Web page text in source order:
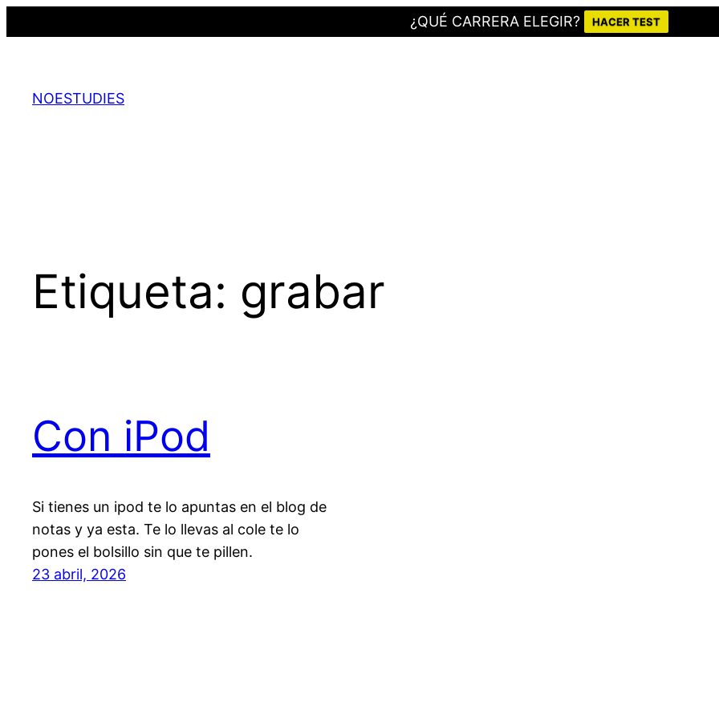
¿QUÉ CARRERA ELEGIR? HACER TEST
contenido
NOESTUDIES
Etiqueta: grabar
Con iPod
Si tienes un ipod te lo apuntas en el blog de
notas y ya esta. Te lo llevas al cole te lo
pones el bolsillo sin que te pillen.
23 abril, 2026